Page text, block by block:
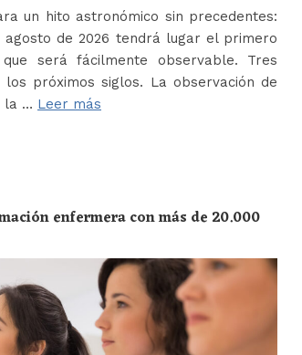
un hito astronómico sin precedentes:
de 2026 tendrá lugar el primero
será fácilmente observable. Tres
próximos siglos. La observación de
la … Leer más
enfermera con más de 20.000